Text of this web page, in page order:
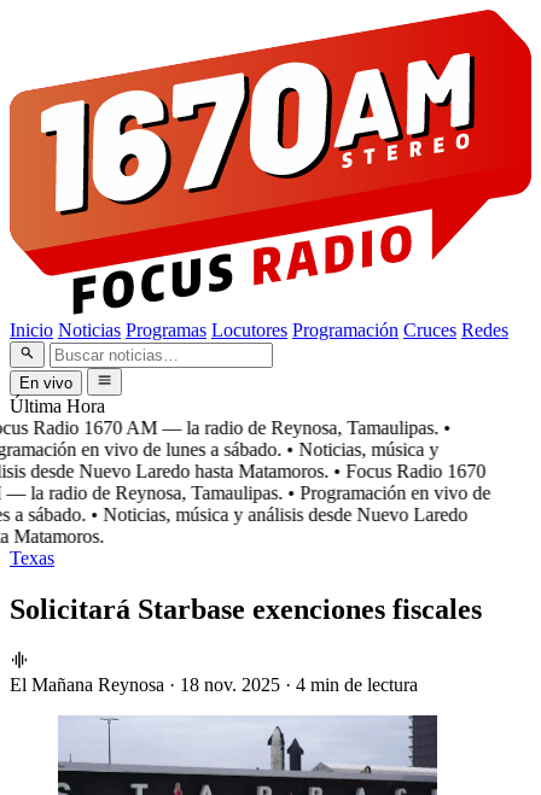
Inicio Noticias Programas Locutores Programación Cruces Redes
En vivo
Última Hora
Radio 1670 AM — la radio de Reynosa, Tamaulipas. •
en vivo de lunes a sábado. • Noticias, música y
desde Nuevo Laredo hasta Matamoros. • Focus Radio 1670
la radio de Reynosa, Tamaulipas. • Programación en vivo de
a sábado. • Noticias, música y análisis desde Nuevo Laredo
Matamoros.
Texas
Solicitará Starbase exenciones fiscales
El Mañana Reynosa · 18 nov. 2025 · 4 min de lectura